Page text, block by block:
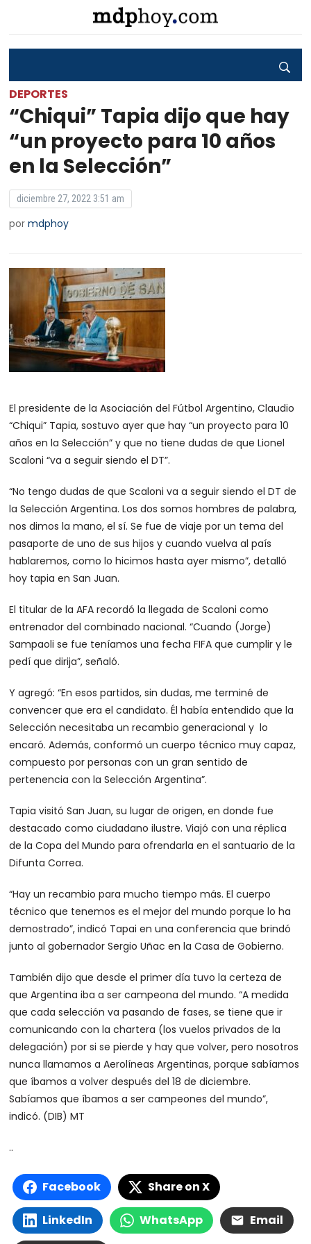
DEPORTES
“Chiqui” Tapia dijo que hay
“un proyecto para 10 años
en la Selección”
diciembre 27, 2022 3:51 am
pormdphoy
El presidente de la Asociación del Fútbol Argentino, Claudio
“Chiqui” Tapia, sostuvo ayer que hay “un proyecto para 10
años en la Selección” y que no tiene dudas de que Lionel
Scaloni “va a seguir siendo el DT”.
“No tengo dudas de que Scaloni va a seguir siendo el DT de
la Selección Argentina. Los dos somos hombres de palabra,
nos dimos la mano, el sí. Se fue de viaje por un tema del
pasaporte de uno de sus hijos y cuando vuelva al país
hablaremos, como lo hicimos hasta ayer mismo”, detalló
hoy tapia en San Juan.
El titular de la AFA recordó la llegada de Scaloni como
entrenador del combinado nacional. “Cuando (Jorge)
Sampaoli se fue teníamos una fecha FIFA que cumplir y le
pedí que dirija”, señaló.
Y agregó: “En esos partidos, sin dudas, me terminé de
convencer que era el candidato. Él había entendido que la
Selección necesitaba un recambio generacional y lo
encaró. Además, conformó un cuerpo técnico muy capaz,
compuesto por personas con un gran sentido de
pertenencia con la Selección Argentina”.
Tapia visitó San Juan, su lugar de origen, en donde fue
destacado como ciudadano ilustre. Viajó con una réplica
de la Copa del Mundo para ofrendarla en el santuario de la
Difunta Correa.
“Hay un recambio para mucho tiempo más. El cuerpo
técnico que tenemos es el mejor del mundo porque lo ha
demostrado”, indicó Tapai en una conferencia que brindó
junto al gobernador Sergio Uñac en la Casa de Gobierno.
También dijo que desde el primer día tuvo la certeza de
que Argentina iba a ser campeona del mundo. “A medida
que cada selección va pasando de fases, se tiene que ir
comunicando con la chartera (los vuelos privados de la
delegación) por si se pierde y hay que volver, pero nosotros
nunca llamamos a Aerolíneas Argentinas, porque sabíamos
que íbamos a volver después del 18 de diciembre.
Sabíamos que íbamos a ser campeones del mundo”,
indicó. (DIB) MT
..
Facebook Share on X
LinkedIn WhatsApp Email